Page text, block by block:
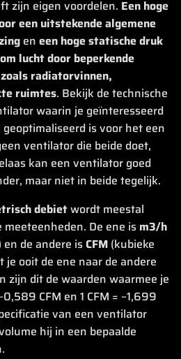
zijn eigen voordelen. Een hoge
een uitstekende algemene
en een hoge statische druk
lucht door beperkende
radiatorvinnen,
ruimtes. Bekijk de technische
waarin je geïnteresseerd
is voor het een
ventilator die beide doet,
kan een ventilator goed
maar niet in beide tegelijk.
debietwordt meestal
De ene is m3/h
de andere isCFM (kubieke
ooit de ene naar de andere
zijn dit de waarden waarmee je
CFM en 1 CFM = ~1,699
van een ventilator
hij in een bepaalde